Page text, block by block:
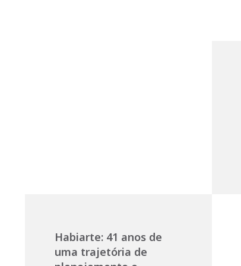
Habiarte: 41 anos de
uma trajetória de